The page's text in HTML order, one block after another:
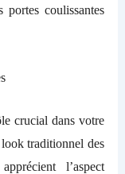
coulissantes
crucial dans votre
traditionnel des
l’aspect